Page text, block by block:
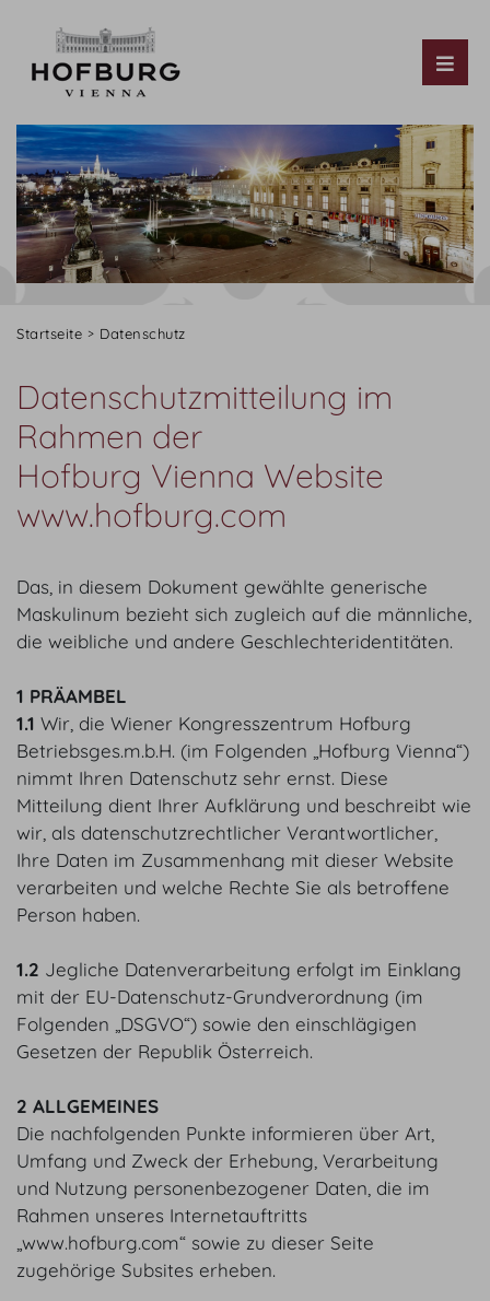
Startseite Datenschutz
Datenschutzmitteilung im
Rahmen der
Hofburg Vienna Website
www.hofburg.com
Das, in diesem Dokument gewählte generische
Maskulinum bezieht sich zugleich auf die männliche,
die weibliche und andere Geschlechteridentitäten.
1 PRÄAMBEL
1.1 Wir, die Wiener Kongresszentrum Hofburg
Betriebsges.m.b.H. (im Folgenden „Hofburg Vienna“)
nimmt Ihren Datenschutz sehr ernst. Diese
Mitteilung dient Ihrer Aufklärung und beschreibt wie
wir, als datenschutzrechtlicher Verantwortlicher,
Ihre Daten im Zusammenhang mit dieser Website
verarbeiten und welche Rechte Sie als betroffene
Person haben.
1.2 Jegliche Datenverarbeitung erfolgt im Einklang
mit der EU-Datenschutz-Grundverordnung (im
Folgenden „DSGVO“) sowie den einschlägigen
Gesetzen der Republik Österreich.
2 ALLGEMEINES
Die nachfolgenden Punkte informieren über Art,
Umfang und Zweck der Erhebung, Verarbeitung
und Nutzung personenbezogener Daten, die im
Rahmen unseres Internetauftritts
„www.hofburg.com“ sowie zu dieser Seite
zugehörige Subsites erheben.